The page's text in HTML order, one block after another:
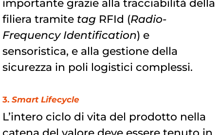
importante grazie alla tracciabilità della
filiera tramite tag RFId (Radio-
Frequency Identification) e
sensoristica, e alla gestione della
sicurezza in poli logistici complessi.
3. Smart Lifecycle
L’intero ciclo di vita del prodotto nella